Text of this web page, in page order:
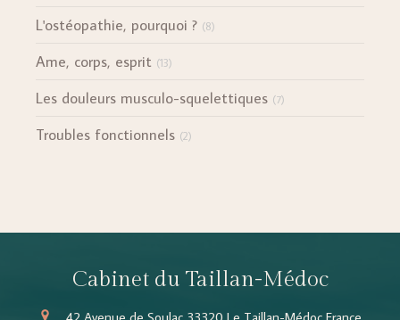
L'ostéopathie, pourquoi ? (8)
Ame, corps, esprit (13)
Les douleurs musculo-squelettiques (7)
Troubles fonctionnels (2)
Cabinet du Taillan-Médoc
42 Avenue de Soulac 33320 Le Taillan-Médoc France